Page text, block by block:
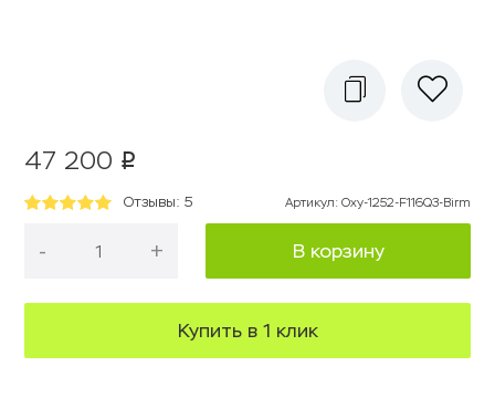
47 200 p
Отзывы: 5 Артикул: Oxy-1252-F116Q3-Birm
- + В корзину
Купить в 1 клик